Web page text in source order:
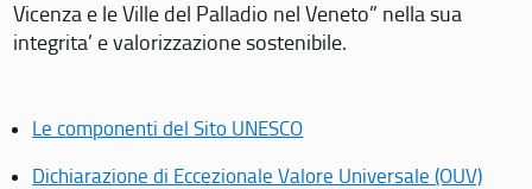
Vicenza e le Ville del Palladio nel Veneto” nella sua
integrita’ e valorizzazione sostenibile.
Le componenti del Sito UNESCO
Dichiarazione di Eccezionale Valore Universale (OUV)